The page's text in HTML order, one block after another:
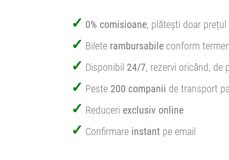
0% comisioane, plătești doar
Bilete rambursabile conform
Disponibil 24/7, rezervi oricând, de
Peste 200 companii de transport
Reduceri exclusiv online
Confirmare instant pe email